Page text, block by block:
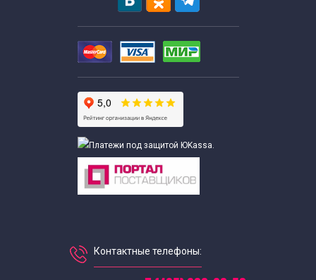
Весенние экскурсии для школьников
Экскурсии выходного дня для школьников
Выездные экскурсии для школьников
Экскурсии для школьников в августе
Контактные телефоны: